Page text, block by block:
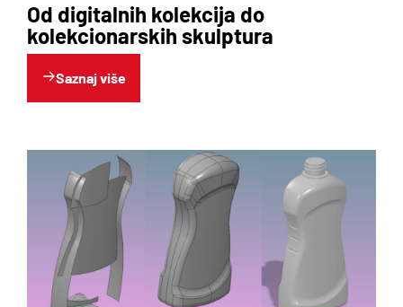
Od digitalnih kolekcija do
kolekcionarskih skulptura
Saznaj više
Usluge
3D PRINT MATERIJALI
Blog